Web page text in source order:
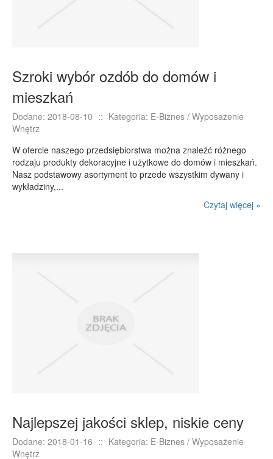
Szroki wybór ozdób do domów i
mieszkań
Dodane: 2018-08-10 :: Kategoria: E-Biznes / Wyposażenie
Wnętrz
W ofercie naszego przedsiębiorstwa można znaleźć różnego
rodzaju produkty dekoracyjne i użytkowe do domów i mieszkań.
Nasz podstawowy asortyment to przede wszystkim dywany i
wykładziny,...
Czytaj więcej »
Najlepszej jakości sklep, niskie ceny
Dodane: 2018-01-16 :: Kategoria: E-Biznes / Wyposażenie
Wnętrz